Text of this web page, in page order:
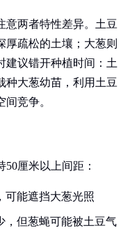
意两者特性差异。土豆
厚疏松的土壤；大葱则
建议错开种植时间：土
种大葱幼苗，利用土豆
竞争。
厘米以上间距：
可能遮挡大葱光照
，但葱蝇可能被土豆气